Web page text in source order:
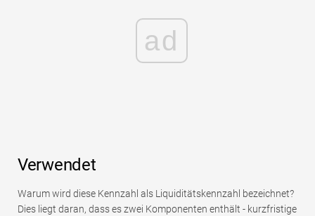
ad
Verwendet
Warum wird diese Kennzahl als Liquiditätskennzahl bezeichnet?
Dies liegt daran, dass es zwei Komponenten enthält - kurzfristige